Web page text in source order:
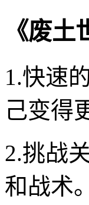
《废
1.快速
己变得
2.挑战
和战术。